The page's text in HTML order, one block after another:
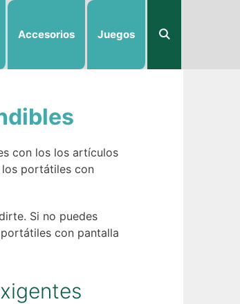
Accesorios Juegos
con los los artículos
los portátiles con
Si no puedes
con pantalla